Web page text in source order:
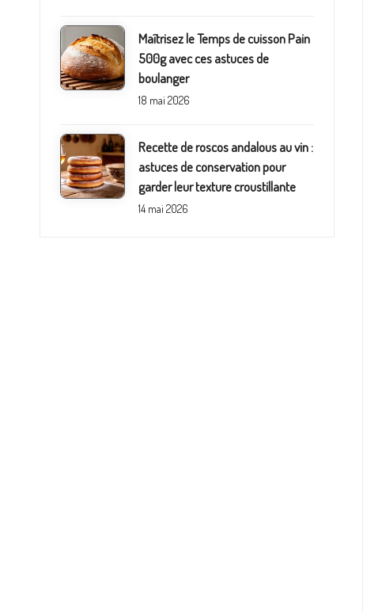
Maîtrisez le Temps de cuisson Pain
500g avec ces astuces de
boulanger
18 mai 2026
Recette de roscos andalous au vin :
astuces de conservation pour
garder leur texture croustillante
14 mai 2026